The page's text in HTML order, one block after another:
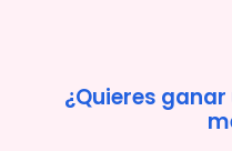
¿Quieres ganar